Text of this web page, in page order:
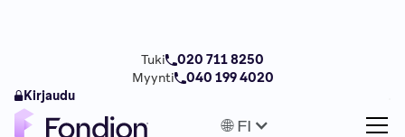
🌐 FI
Tuki
020 711 8250
Myynti
040 199 4020
Kirjaudu